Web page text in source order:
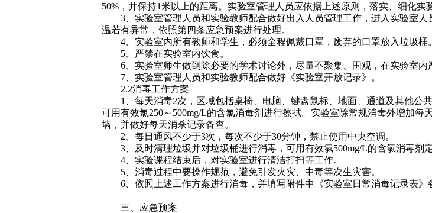
50% ，并保持1米以上的距离。实验室管理人员应依据上述原则，落实、细化实
3 、实验室管理人员和实验教师配合做好出入人员管理工作，进入实验室
温若有异常，依照第四条应急预案进行处理。
4 、实验室内所有教师和学生，必须全程佩戴口罩，废弃的口罩放入垃圾桶。
5 、严禁在实验室内饮食。
6 、实验室师生做到除必要的学术讨论外，尽量不聚集、围观，在实验室
7 、实验室管理人员和实验教师配合做好《实验室开放记录》。
2.2消毒工作方案
1
、每天消毒2次，区域包括桌椅、电脑、键盘鼠标、地面、通道及其他公
可用有效氯250～ 500mg/L的含氯消毒剂进行擦拭。实验室除常规消毒外增加每
墙，并做好每天消杀记录备查。
2 、每日通风不少于3次，每次不少于30分钟，禁止使用中央空调。
3 、及时清理垃圾并对垃圾桶进行消毒，可用有效氯500mg/L的含氯消毒剂
4 、实验课程结束后，对实验室进行清洁打扫等工作。
5 、消毒过程中要操作规范，避免引发火灾、中毒等次生灾害。
6 、依照上述工作方案进行消毒，并填写附件中《实验室日常消毒记录表》
三、应急预案